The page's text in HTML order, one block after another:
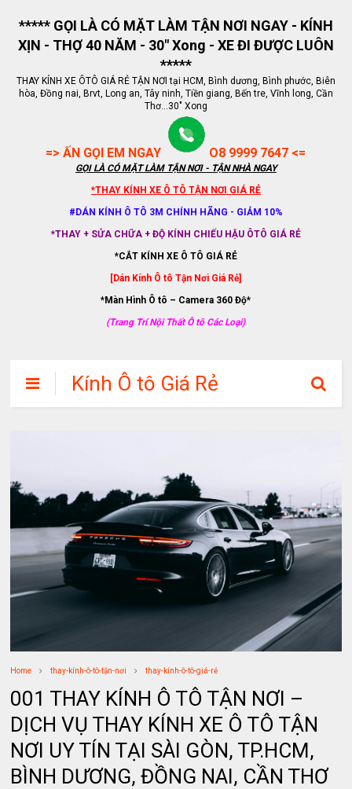
***** GỌI LÀ CÓ MẶT LÀM TẬN NƠI NGAY - KÍNH
XỊN - THỢ 40 NĂM - 30" Xong - XE ĐI ĐƯỢC LUÔN
*****
THAY KÍNH XE ÔTÔ GIÁ RẺ TẬN NƠI tại HCM, Bình dương, Bình phước, Biên
hòa, Đồng nai, Brvt, Long an, Tây ninh, Tiền giang, Bến tre, Vĩnh long, Cần
Thơ...30" Xong
=> ẤN GỌI EM NGAY O8 9999 7647 <=
GỌI LÀ CÓ MẶT LÀM TẬN NƠI - TẬN NHÀ NGAY
*THAY KÍNH XE Ô TÔ TẬN NƠI GIÁ RẺ
#DÁN KÍNH Ô TÔ 3M CHÍNH HÃNG - GIẢM 10%
*THAY + SỬA CHỮA + ĐỘ KÍNH CHIẾU HẬU ÔTÔ GIÁ RẺ
*CẮT KÍNH XE Ô TÔ GIÁ RẺ
[Dán Kính Ô tô Tận Nơi Giá Rẻ]
*Màn Hình Ô tô – Camera 360 Độ*
(Trang Trí Nội Thất Ô tô Các Loại)
Kính Ô tô Giá Rẻ
Home thay-kính-ô-tô-tận-nơi thay-kính-ô-tô-giá-rẻ
001 THAY KÍNH Ô TÔ TẬN NƠI –
DỊCH VỤ THAY KÍNH XE Ô TÔ TẬN
NƠI UY TÍN TẠI SÀI GÒN, TP.HCM,
BÌNH DƯƠNG, ĐỒNG NAI, CẦN THƠ